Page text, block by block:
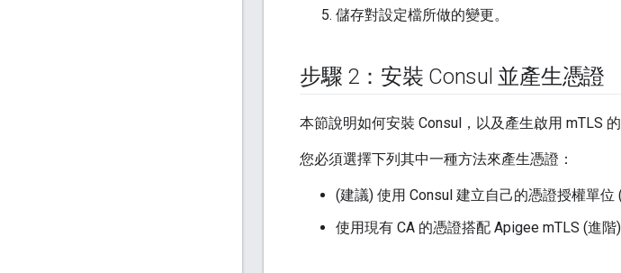
儲存對設定檔所做的變更。
步驟 2：安裝 Consul 並產生憑證
本節說明如何安裝 Consul，以及產生啟用 mTLS
您必須選擇下列其中一種方法來產生憑證：
(建議) 使用 Consul 建立自己的憑證授權單位
使用現有 CA 的憑證搭配 Apigee mTLS (進階)